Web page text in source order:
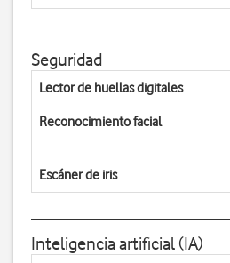
Seguridad
Lector de huellas digitales
Reconocimiento facial
Escáner de iris
Inteligencia artificial (IA)